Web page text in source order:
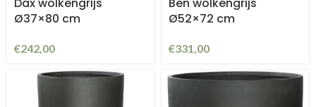
Dax wolkengrijs
Ø37×80 cm
€242,00
Ben wolkengrijs
Ø52×72 cm
€331,00